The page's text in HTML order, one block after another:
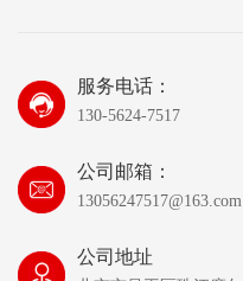
服务电话：
130-5624-7517
公司邮箱：
13056247517@163.com
公司地址